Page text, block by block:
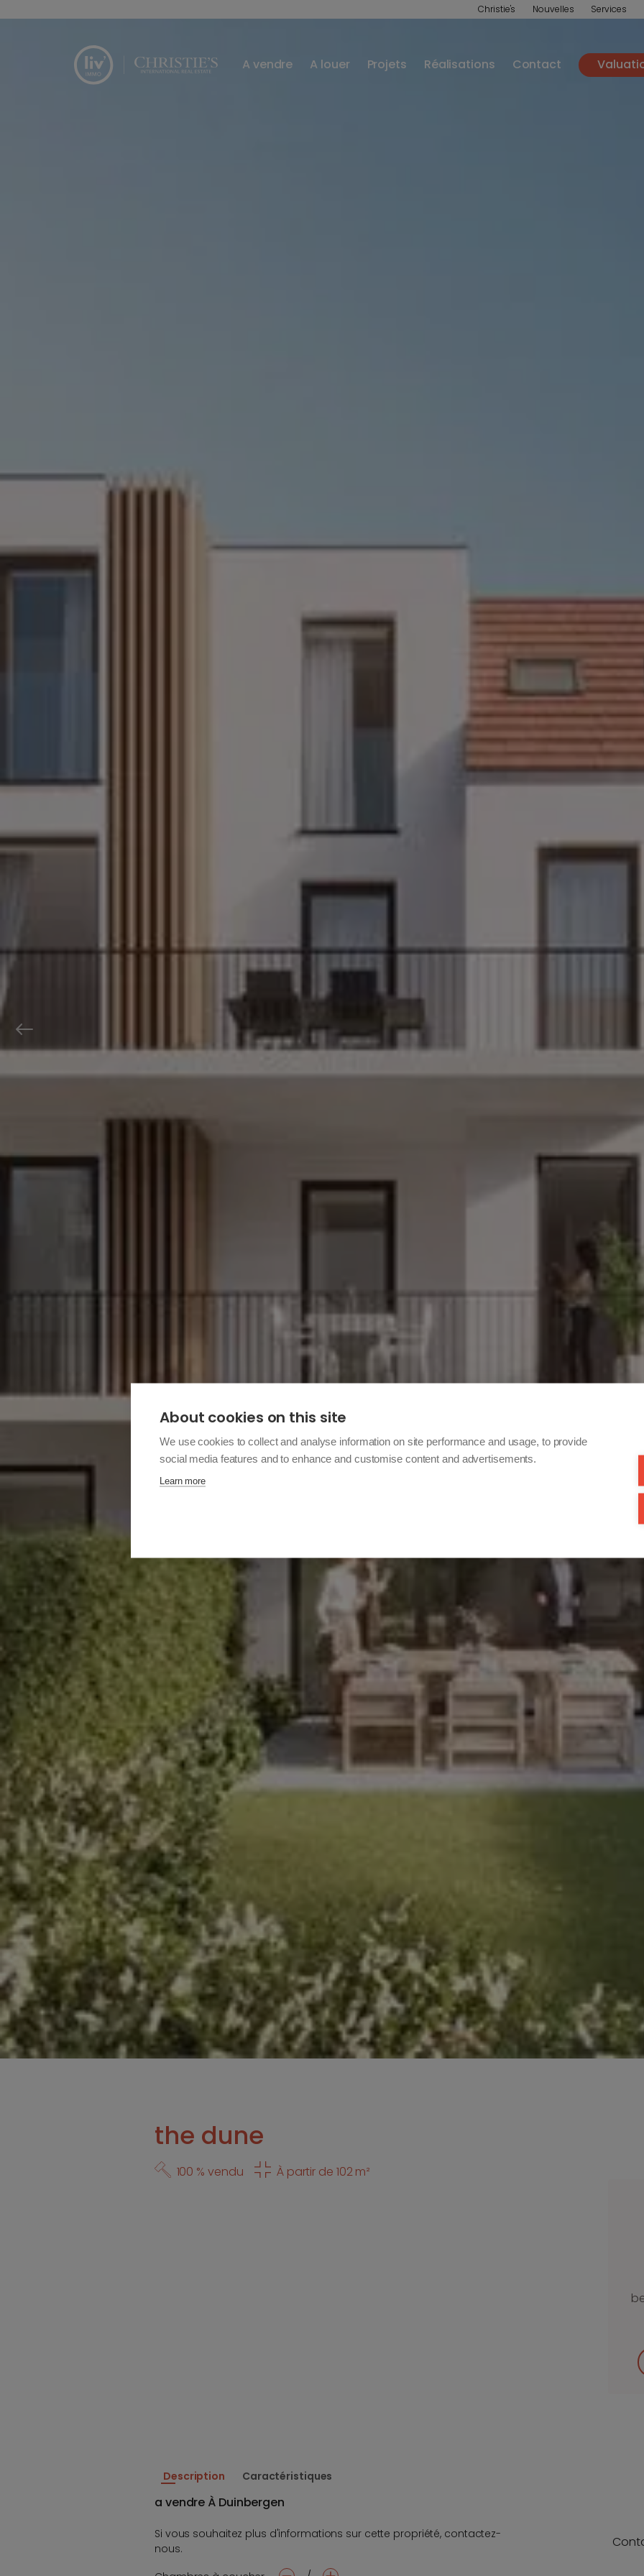
Christie's Nouvelles Services
A vendre A louer Projets Réalisations Contact
the dune
100 % vendu À partir de 102 m²
Description Caractéristiques
a vendre À Duinbergen
Si vous souhaitez plus d'informations sur cette propriété, contactez-
nous.
About cookies on this site
We use cookies to collect and analyse information on site performance and usage, to provide
social media features and to enhance and customise content and advertisements.
Learn more